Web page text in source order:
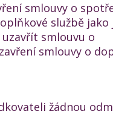
smlouvy o
službě
smlouvu o
smlouvy o
žádnou